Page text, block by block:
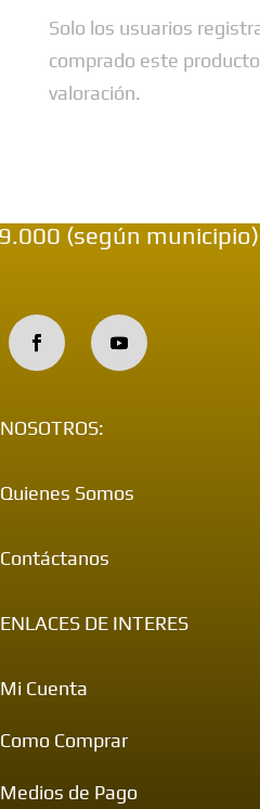
Solo los usuarios
comprado este
valoración.
(según municipio)
NOSOTROS:
Quienes Somos
Contáctanos
ENLACES DE INTERES
Mi Cuenta
Como Comprar
Medios de Pago